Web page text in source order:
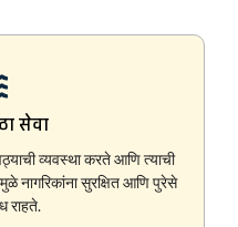
सेवा
व्यवस्था करते आणि त्याची
नागरिकांना सुरक्षित आणि पुरेसे
राहते.